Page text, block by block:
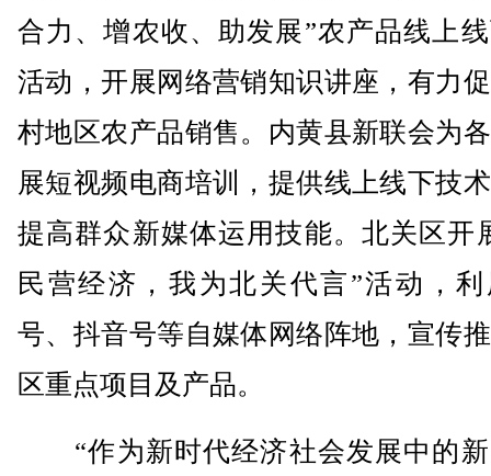
合力、增农收、助发展”农产品线上
活动，开展网络营销知识讲座，有力
村地区农产品销售。内黄县新联会为
展短视频电商培训，提供线上线下技
提高群众新媒体运用技能。北关区开
民营经济，我为北关代言”活动，
号、抖音号等自媒体网络阵地，宣传
区重点项目及产品。
“作为新时代经济社会发展中的新